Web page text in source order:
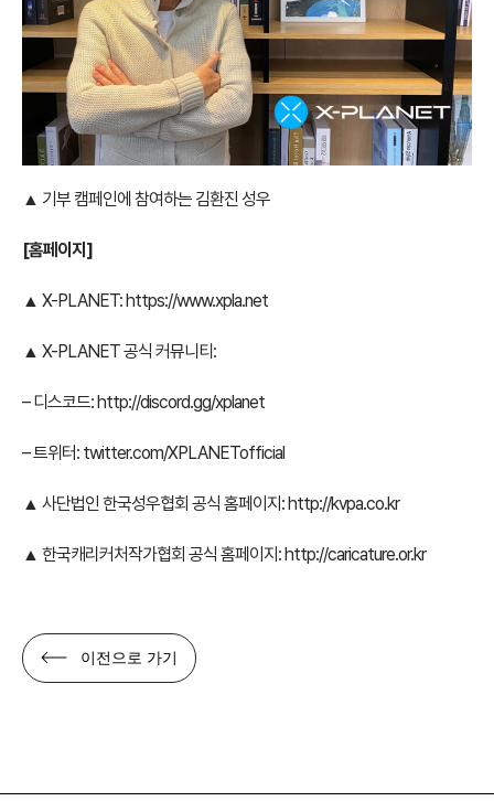
▲ 기부 캠페인에 참여하는 김환진 성우
[홈페이지]
▲ X-PLANET: https://www.xpla.net
▲ X-PLANET 공식 커뮤니티:
– 디스코드: http://discord.gg/xplanet
– 트위터: twitter.com/XPLANETofficial
▲ 사단법인 한국성우협회 공식 홈페이지: http://kvpa.co.kr
▲ 한국캐리커처작가협회 공식 홈페이지: http://caricature.or.kr
이전으로 가기